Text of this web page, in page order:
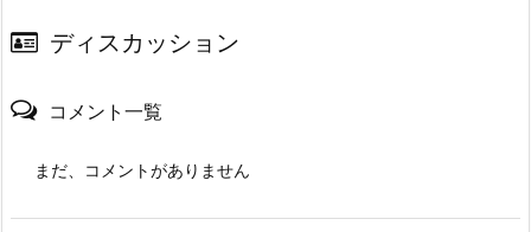
ディスカッション
コメント一覧
まだ、コメントがありません